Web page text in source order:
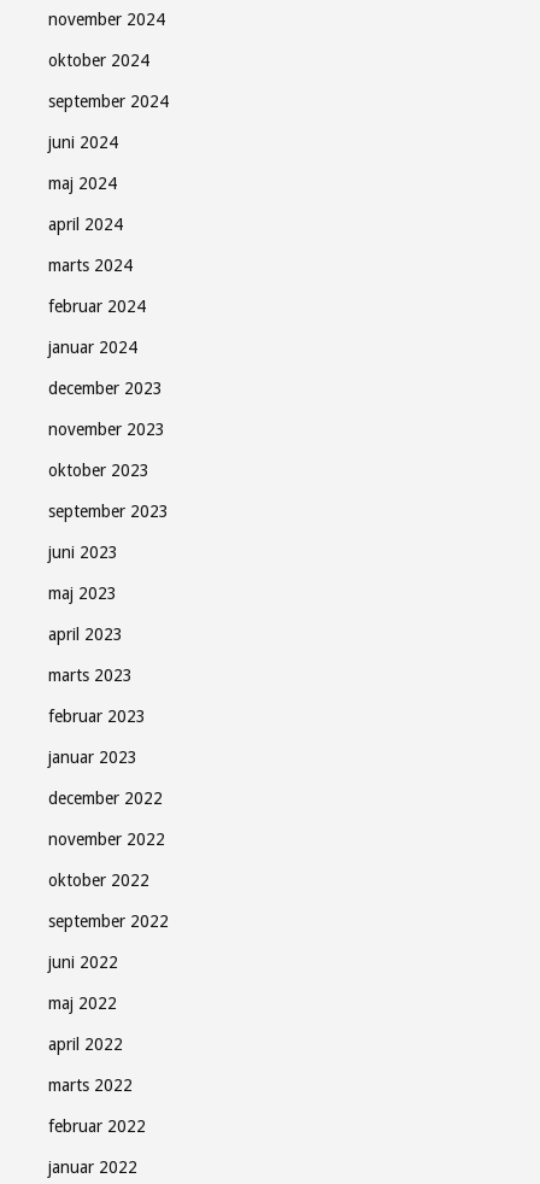
november 2024
oktober 2024
september 2024
juni 2024
maj 2024
april 2024
marts 2024
februar 2024
januar 2024
december 2023
november 2023
oktober 2023
september 2023
juni 2023
maj 2023
april 2023
marts 2023
februar 2023
januar 2023
december 2022
november 2022
oktober 2022
september 2022
juni 2022
maj 2022
april 2022
marts 2022
februar 2022
januar 2022